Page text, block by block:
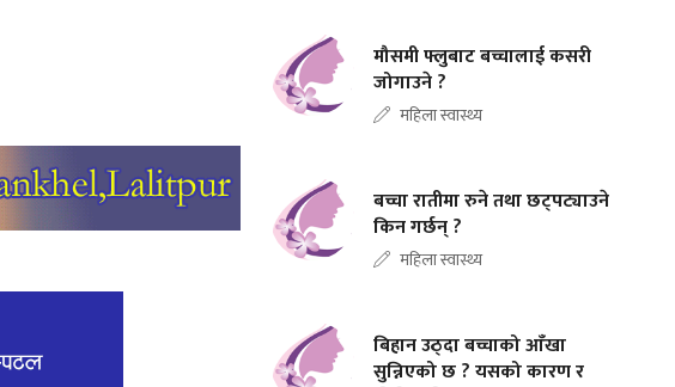
मौसमी फ्लुबाट बच्चालाई कसरी
जोगाउने ?
महिला स्वास्थ्य
बच्चा रातीमा रुने तथा छट्पट्याउने
किन गर्छन् ?
महिला स्वास्थ्य
बिहान उठ्दा बच्चाको आँखा
सुन्निएको छ ? यसको कारण र